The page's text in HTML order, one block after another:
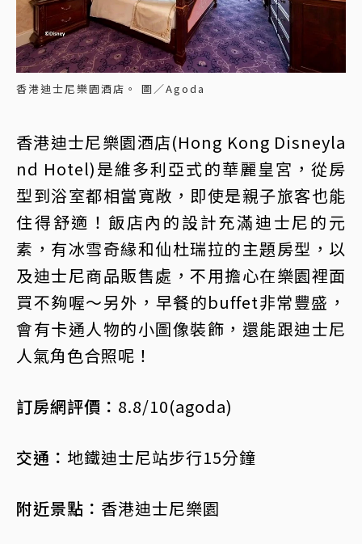
香港迪士尼樂園酒店。 圖／Agoda
香港迪士尼樂園酒店(Hong Kong Disneyla
nd Hotel)是維多利亞式的華麗皇宮，從房
型到浴室都相當寬敞，即使是親子旅客也能
住得舒適！飯店內的設計充滿迪士尼的元
素，有冰雪奇緣和仙杜瑞拉的主題房型，以
及迪士尼商品販售處，不用擔心在樂園裡面
買不夠喔～另外，早餐的buffet非常豐盛，
會有卡通人物的小圖像裝飾，還能跟迪士尼
人氣角色合照呢！
訂房網評價： 8.8/10(agoda)
交通： 地鐵迪士尼站步行15分鐘
附近景點： 香港迪士尼樂園